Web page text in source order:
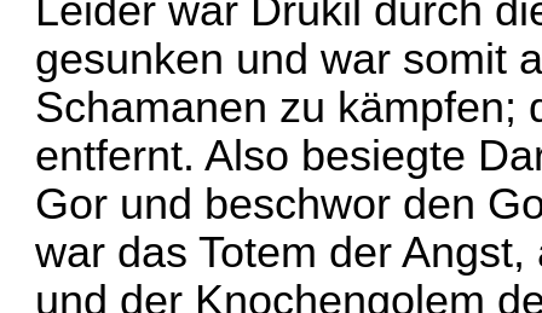
Leider war Drukil durch
gesunken und war somit
Schamanen zu kämpfen;
entfernt. Also besiegte
Gor und beschwor den
war das Totem der
und der Knochengolem